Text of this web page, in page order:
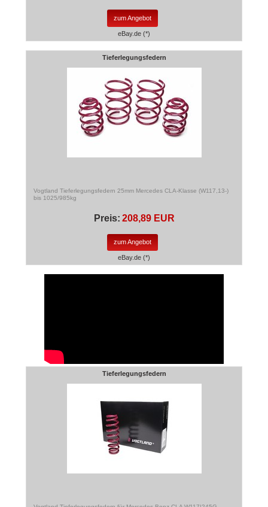
zum Angebot
eBay.de (*)
Tieferlegungsfedern
Vogtland Tieferlegungsfedern 25mm Mercedes CLA-Klasse (W117,13-)
bis 1025/985kg
Preis: 208,89 EUR
zum Angebot
eBay.de (*)
Tieferlegungsfedern